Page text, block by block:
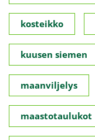
kosteikko
kuusen siemen
maanviljelys
maastotaulukot